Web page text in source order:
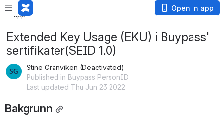
Loading
app...
Open in app
Extended Key Usage (EKU) i Buypass'
sertifikater(SEID 1.0)
Stine Granviken (Deactivated)
Published in Buypass PersonID
Last updated Thu Jun 23 2022
Bakgrunn